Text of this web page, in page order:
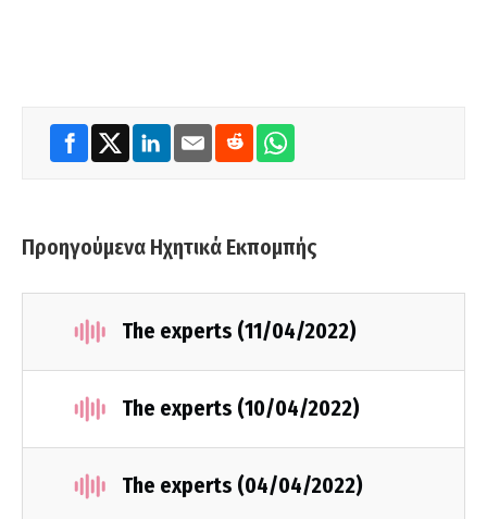
Προηγούμενα Ηχητικά Εκπομπής
The experts (11/04/2022)
The experts (10/04/2022)
The experts (04/04/2022)